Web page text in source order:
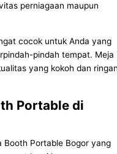
perniagaan maupun
cocok untuk Anda yang
pindah tempat. Meja
yang kokoh dan
Portable di
Booth Portable Bogor yang